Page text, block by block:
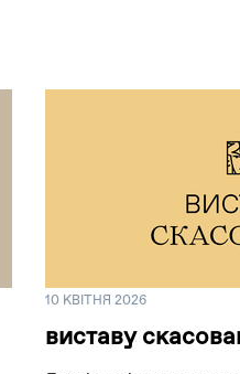
10 КВІТНЯ 2026
виставу